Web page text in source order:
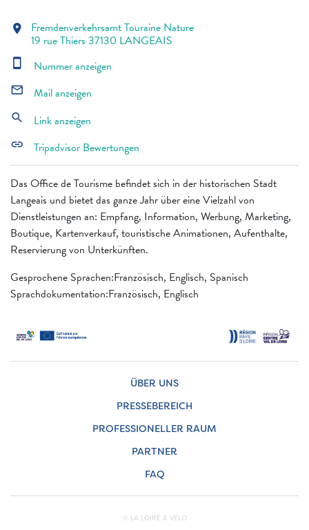
Das Office de Tourisme befindet sich in der historischen Stadt
Langeais und bietet das ganze Jahr über eine Vielzahl von
Dienstleistungen an: Empfang, Information, Werbung, Marketing,
Boutique, Kartenverkauf, touristische Animationen, Aufenthalte,
Reservierung von Unterkünften.
Gesprochene Sprachen:Französisch, Englisch, Spanisch
Sprachdokumentation:Französisch, Englisch
location_on Fremdenverkehrsamt Touraine Nature
19 rue Thiers 37130 LANGEAIS
smartphone Nummer anzeigen
mail_outline Mail anzeigen
search Link anzeigen
link Tripadvisor Bewertungen
ÜBER UNS
PRESSEBEREICH
PROFESSIONELLER RAUM
PARTNER
FAQ
© LA LOIRE À VÉLO